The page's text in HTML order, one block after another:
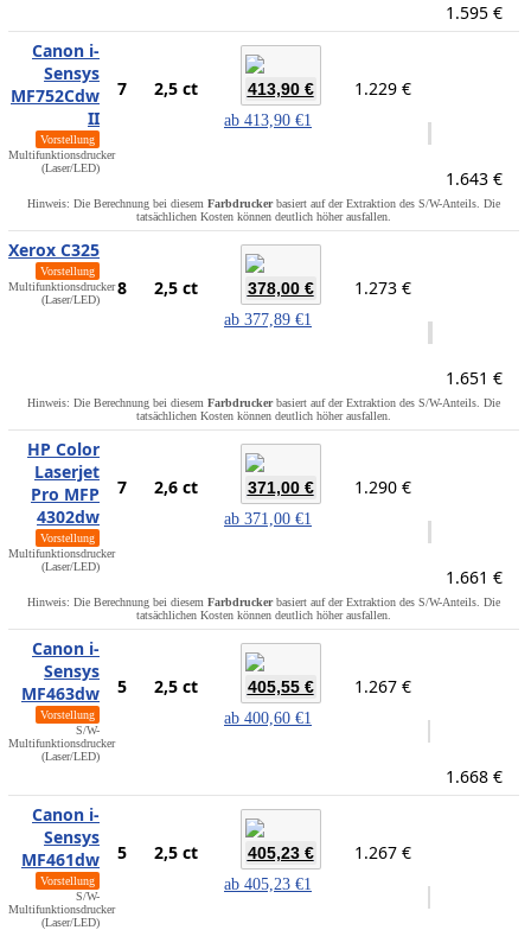
1.595 €
Canon i-
Sensys
MF752Cdw
II
Vorstellung
Multifunktionsdrucker
(Laser/LED)
7 2,5 ct 413,90 €
ab 413,90 €1
1.229 €
1.643 €
Hinweis: Die Berechnung bei diesem Farbdruckerbasiert auf der Extraktion des S/W-Anteils. Die
tatsächlichen Kosten können deutlich höher ausfallen.
Xerox C325
Vorstellung
Multifunktionsdrucker
(Laser/LED)
8 2,5 ct 378,00 €
ab 377,89 €1
1.273 €
1.651 €
Hinweis: Die Berechnung bei diesem Farbdruckerbasiert auf der Extraktion des S/W-Anteils. Die
tatsächlichen Kosten können deutlich höher ausfallen.
HP Color
Laserjet
Pro MFP
4302dw
Vorstellung
Multifunktionsdrucker
(Laser/LED)
7 2,6 ct 371,00 €
ab 371,00 €1
1.290 €
1.661 €
Hinweis: Die Berechnung bei diesem Farbdruckerbasiert auf der Extraktion des S/W-Anteils. Die
tatsächlichen Kosten können deutlich höher ausfallen.
Canon i-
Sensys
MF463dw
Vorstellung
S/W-
Multifunktionsdrucker
(Laser/LED)
5 2,5 ct 405,55 €
ab 400,60 €1
1.267 €
1.668 €
Canon i-
Sensys
MF461dw
Vorstellung
S/W-
Multifunktionsdrucker
(Laser/LED)
5 2,5 ct 405,23 €
ab 405,23 €1
1.267 €